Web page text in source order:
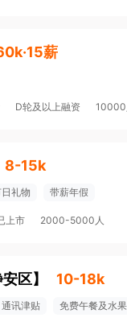
薪
D轮及以上融资 10000
8-15k
礼物 带薪年假
上市 2000-5000人
安区】 10-18k
通讯津贴 免费午餐及水果